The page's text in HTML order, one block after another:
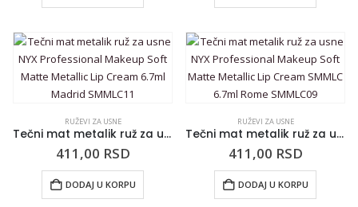
RUŽEVI ZA USNE
Tečni mat metalik ruž za usne NYX Professional Makeup Soft Matte Metallic Lip Cream 6.7ml Madrid SMMLC11
411,00 RSD
DODAJ U KORPU
RUŽEVI ZA USNE
Tečni mat metalik ruž za usne NYX Professional Makeup Soft Matte Metallic Lip Cream SMMLC 6.7ml Rome SMMLC09
411,00 RSD
DODAJ U KORPU